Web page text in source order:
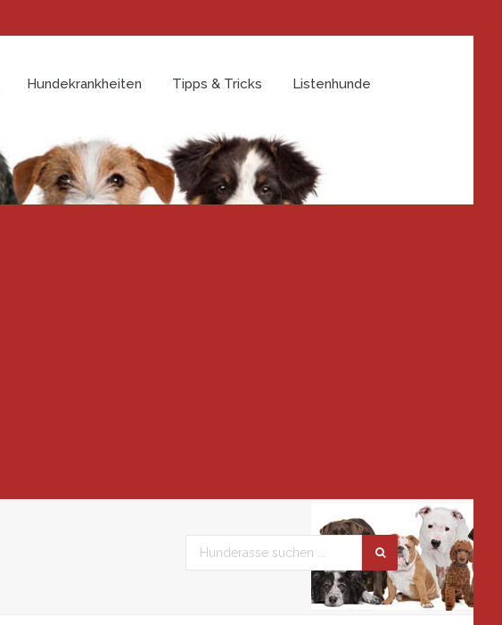
Hundekrankheiten Tipps & Tricks Listenhunde